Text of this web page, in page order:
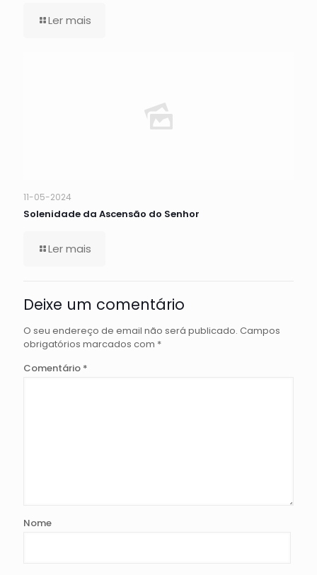
Ler mais
11-05-2024
Solenidade da Ascensão do Senhor
Ler mais
Deixe um comentário
O seu endereço de email não será publicado. Campos
obrigatórios marcados com *
Comentário *
Nome